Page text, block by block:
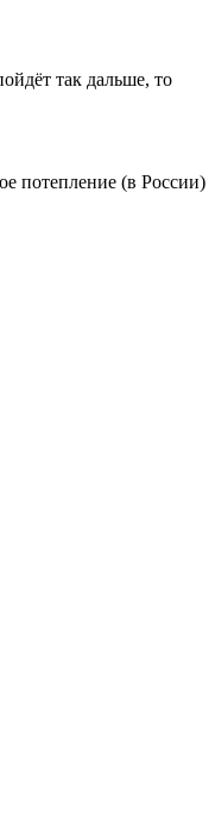
так дальше, то
потепление (в России)